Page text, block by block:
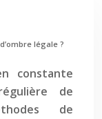
légale ?
constante
de
de